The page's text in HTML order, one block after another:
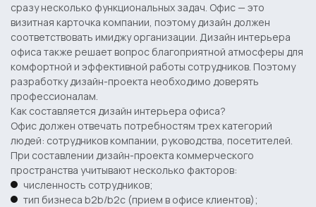
сразу несколько функциональных задач. Офис — это
визитная карточка компании, поэтому дизайн должен
соответствовать имиджу организации. Дизайн интерьера
офиса также решает вопрос благоприятной атмосферы для
комфортной и эффективной работы сотрудников. Поэтому
разработку дизайн-проекта необходимо доверять
профессионалам.
Как составляется дизайн интерьера офиса?
Офис должен отвечать потребностям трех категорий
людей: сотрудников компании, руководства, посетителей.
При составлении дизайн-проекта коммерческого
пространства учитывают несколько факторов:
численность сотрудников;
тип бизнеса b2b/b2c (прием в офисе клиентов);